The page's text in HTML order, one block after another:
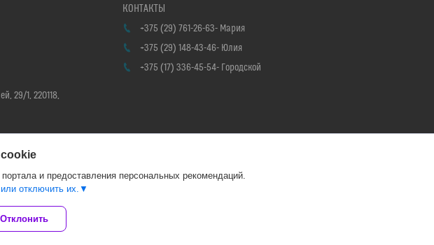
29/1, 220118,
+375 (29) 761-26-63 Мария
+375 (29) 148-43-46 Юлия
+375 (17) 336-45-54 Городской
Deal.by
cookies
и предоставления персональных рекомендаций.
отключить их.
Отклонить